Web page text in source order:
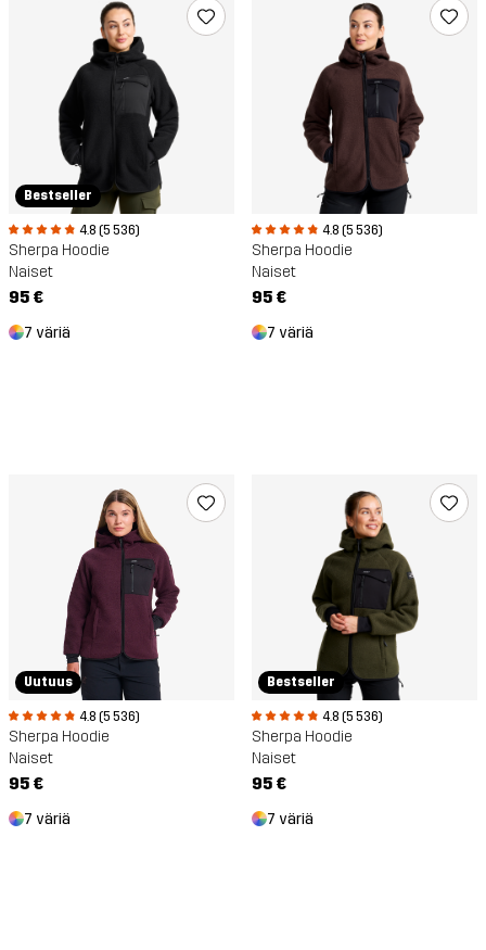
Bestseller
4.8 (5 536)
Sherpa Hoodie
Naiset
95 €
7 väriä
4.8 (5 536)
Sherpa Hoodie
Naiset
95 €
7 väriä
Uutuus
4.8 (5 536)
Sherpa Hoodie
Naiset
95 €
7 väriä
Bestseller
4.8 (5 536)
Sherpa Hoodie
Naiset
95 €
7 väriä